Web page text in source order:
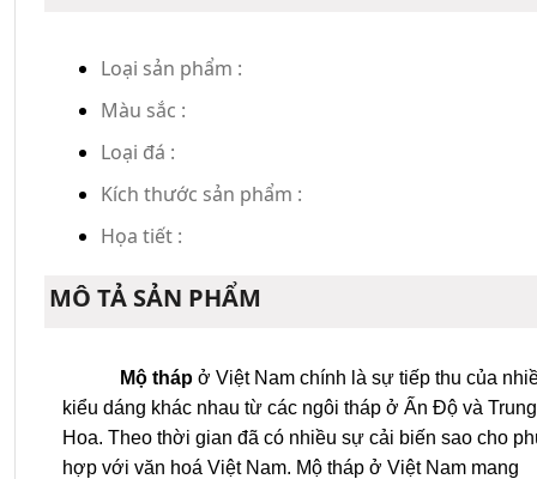
Loại sản phẩm :
Màu sắc :
Loại đá :
Kích thước sản phẩm :
Họa tiết :
MÔ TẢ SẢN PHẨM
Mộ tháp ở Việt Nam chính là sự tiếp thu của
kiểu dáng khác nhau từ các ngôi tháp ở Ấn Độ và Trung
Hoa. Theo thời gian đã có nhiều sự cải biến sao cho
hợp với văn hoá Việt Nam. Mộ tháp ở Việt Nam mang